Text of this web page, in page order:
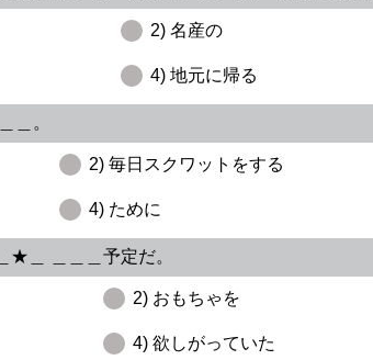
2) 名産の
4) 地元に帰る
＿。
2) 毎日スクワットをする
4) ために
★＿ ＿＿＿予定だ。
2) おもちゃを
4) 欲しがっていた